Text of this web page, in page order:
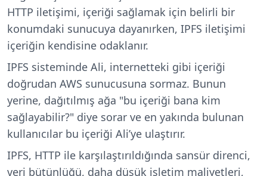
HTTP iletişimi, içeriği sağlamak için belirli bir
konumdaki sunucuya dayanırken, IPFS iletişimi
içeriğin kendisine odaklanır.
IPFS sisteminde Ali, internetteki gibi içeriği
doğrudan AWS sunucusuna sormaz. Bunun
yerine, dağıtılmış ağa "bu içeriği bana kim
sağlayabilir?" diye sorar ve en yakında bulunan
kullanıcılar bu içeriği Ali’ye ulaştırır.
IPFS, HTTP ile karşılaştırıldığında sansür direnci,
veri bütünlüğü, daha düşük işletim maliyetleri,